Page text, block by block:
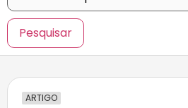
ARTIGO